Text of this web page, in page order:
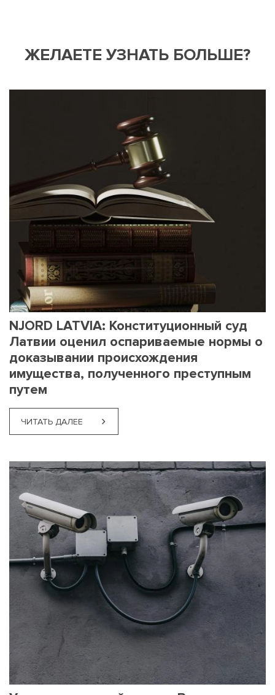
ЖЕЛАЕТЕ УЗНАТЬ БОЛЬШЕ?
NJORD LATVIA: Конституционный суд
Латвии оценил оспариваемые нормы о
доказывании происхождения
имущества, полученного преступным
путем
ЧИТАТЬ ДАЛЕЕ